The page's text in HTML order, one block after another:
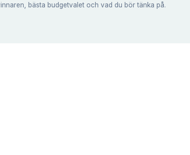
bästa budgetvalet och vad du bör tänka på.